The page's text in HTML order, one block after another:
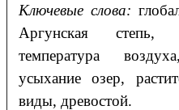
Ключевые слова:
Аргунская степь,
температура
усыхание озер,
виды, древостой.